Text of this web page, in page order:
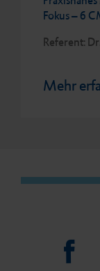
Fokus – 6
Referent:
Mehr